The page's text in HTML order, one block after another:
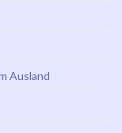
Ausland